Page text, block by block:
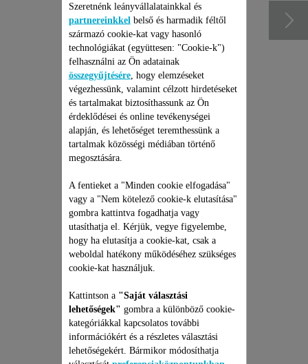
FEKETE VÍZTARTÁLY
SS-2230003648
Elengedhetetlen a takarításhoz!
6 375 Ft
Kérek email-es értesítést, ha újra van készlet
Szeretnénk leányvállalatainkkal és
partnereinkkel belső és harmadik féltől
származó cookie-kat vagy hasonló
technológiákat (együttesen: "Cookie-k")
felhasználni az Ön adatainak
összegyűjtésére, hogy elemzéseket
végezhessünk, valamint célzott hirdetéseket
és tartalmakat biztosíthassunk az Ön
érdeklődései és online tevékenységei
alapján, és lehetőséget teremthessünk a
tartalmak közösségi médiában történő
megosztására.
A fentieket a "Minden cookie elfogadása"
vagy a "Nem kötelező cookie-k elutasítása"
gombra kattintva fogadhatja vagy
utasíthatja el. Kérjük, vegye figyelembe,
hogy ha elutasítja a cookie-kat, csak a
weboldal hatékony működéséhez szükséges
cookie-kat használjuk.
Kattintson a "Saját választási
lehetőségek" gombra a különböző cookie-
kategóriákkal kapcsolatos további
információkért és a részletes választási
lehetőségekért. Bármikor módosíthatja